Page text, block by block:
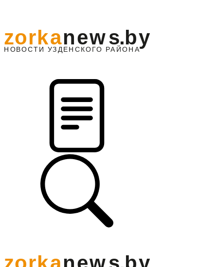
НО ВОСТИ УЗДЕНС КО ГО РАЙОНА
zorkanews.by